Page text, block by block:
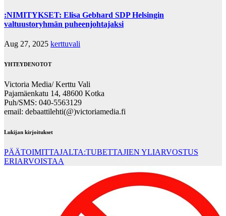
:NIMITYKSET: Elisa Gebhard SDP Helsingin
valtuustoryhmän puheenjohtajaksi
Aug 27, 2025 kerttuvali
YHTEYDENOTOT
Victoria Media/ Kerttu Vali
Pajamäenkatu 14, 48600 Kotka
Puh/SMS: 040-5563129
email: debaattilehti(@)victoriamedia.fi
Lukijan kirjoitukset
PÄÄTOIMITTAJALTA:TUBETTAJIEN YLIARVOSTUS
ERIARVOISTAA